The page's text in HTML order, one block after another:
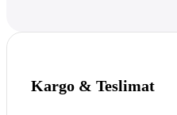
Kargo & Teslimat